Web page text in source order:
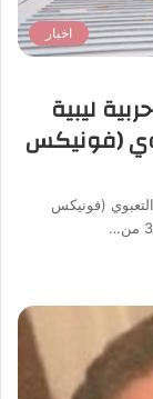
اخبار
ليبية
(فونيكس
(فونيكس